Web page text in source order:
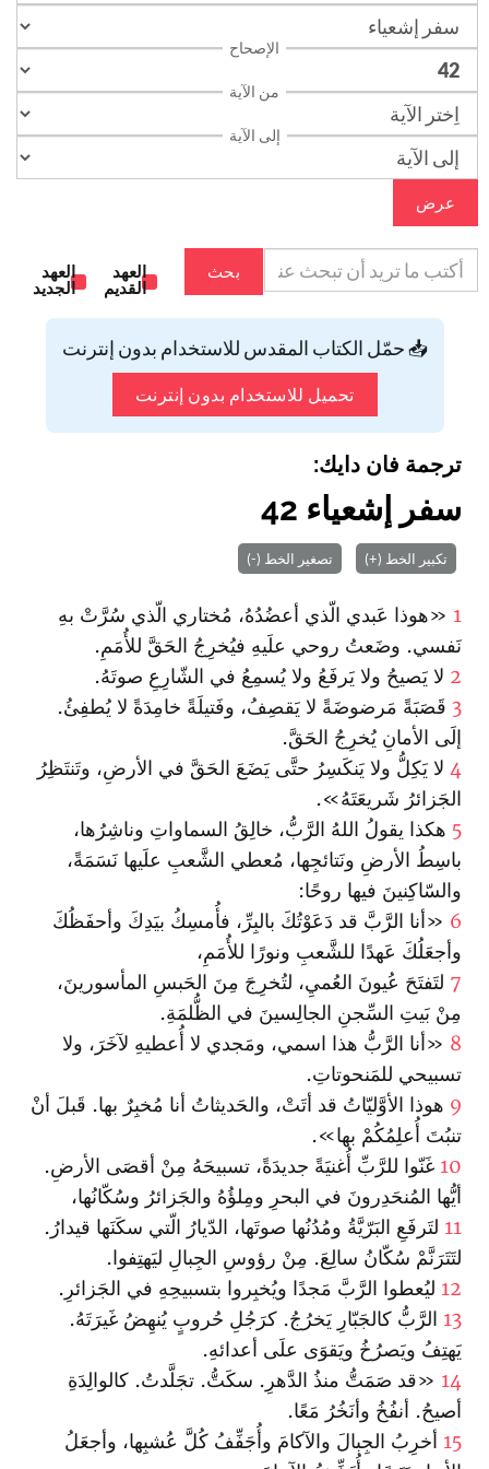
الإصحاح
من الآية
إلى الآية
عرض
بحث
العهد
القديم
العهد
الجديد
📥 حمّل الكتاب المقدس للاستخدام بدون إنترنت
تحميل للاستخدام بدون إنترنت
ترجمة فان دايك:
سفر إشعياء 42
تكبير الخط (+) تصغير الخط (-)
1 «هوذا عَبدي الّذي أعضُدُهُ، مُختاري الّذي سُرَّتْ بهِ
نَفسي. وضَعتُ روحي علَيهِ فيُخرِجُ الحَقَّ للأُمَمِ.
2 لا يَصيحُ ولا يَرفَعُ ولا يُسمِعُ في الشّارِعِ صوتَهُ.
3 قَصَبَةً مَرضوضَةً لا يَقصِفُ، وفَتيلَةً خامِدَةً لا يُطفِئُ.
إلَى الأمانِ يُخرِجُ الحَقَّ.
4 لا يَكِلُّ ولا يَنكَسِرُ حتَّى يَضَعَ الحَقَّ في الأرضِ، وتَنتَظِرُ
الجَزائرُ شَريعَتَهُ».
5 هكذا يقولُ اللهُ الرَّبُّ، خالِقُ السماواتِ وناشِرُها،
باسِطُ الأرضِ ونَتائجِها، مُعطي الشَّعبِ علَيها نَسَمَةً،
والسّاكِنينَ فيها روحًا:
6 «أنا الرَّبَّ قد دَعَوْتُكَ بالبِرِّ، فأُمسِكُ بيَدِكَ وأحفَظُكَ
وأجعَلُكَ عَهدًا للشَّعبِ ونورًا للأُمَمِ،
7 لتَفتَحَ عُيونَ العُميِ، لتُخرِجَ مِنَ الحَبسِ المأسورينَ،
مِنْ بَيتِ السِّجنِ الجالِسينَ في الظُّلمَةِ.
8 «أنا الرَّبُّ هذا اسمي، ومَجدي لا أُعطيهِ لآخَرَ، ولا
تسبيحي للمَنحوتاتِ.
9 هوذا الأوَّليّاتُ قد أتَتْ، والحَديثاتُ أنا مُخبِرٌ بها. قَبلَ أنْ
تنبُتَ أُعلِمُكُمْ بها».
10 غَنّوا للرَّبِّ أُغنيَةً جديدَةً، تسبيحَهُ مِنْ أقصَى الأرضِ.
أيُّها المُنحَدِرونَ في البحرِ ومِلؤُهُ والجَزائرُ وسُكّانُها،
11 لتَرفَعِ البَرّيَّةُ ومُدُنُها صوتَها، الدّيارُ الّتي سكَنَها قيدارُ.
لتَتَرَنَّمْ سُكّانُ سالِعَ. مِنْ رؤوسِ الجِبالِ ليَهتِفوا.
12 ليُعطوا الرَّبَّ مَجدًا ويُخبِروا بتسبيحِهِ في الجَزائرِ.
13 الرَّبُّ كالجَبّارِ يَخرُجُ. كرَجُلِ حُروبٍ يُنهِضُ غَيرَتَهُ.
يَهتِفُ ويَصرُخُ ويَقوَى علَى أعدائهِ.
14 «قد صَمَتُّ منذُ الدَّهرِ. سكَتُّ. تجَلَّدتُ. كالوالِدَةِ
أصيحُ. أنفُخُ وأنَخُرُ مَعًا.
15 أخرِبُ الجِبالَ والآكامَ وأُجَفِّفُ كُلَّ عُشبِها، وأجعَلُ